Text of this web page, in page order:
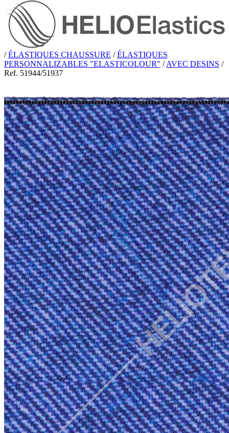
/ ÉLASTIQUES CHAUSSURE / ÉLASTIQUES
PERSONNALIZABLES "ELASTICOLOUR" / AVEC DESINS /
Ref. 51944/51937